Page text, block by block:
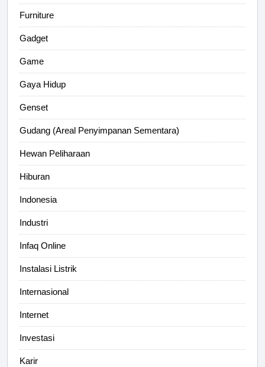
Furniture
Gadget
Game
Gaya Hidup
Genset
Gudang (Areal Penyimpanan Sementara)
Hewan Peliharaan
Hiburan
Indonesia
Industri
Infaq Online
Instalasi Listrik
Internasional
Internet
Investasi
Karir